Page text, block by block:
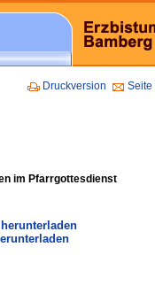
Druckversion Seite
im Pfarrgottesdienst